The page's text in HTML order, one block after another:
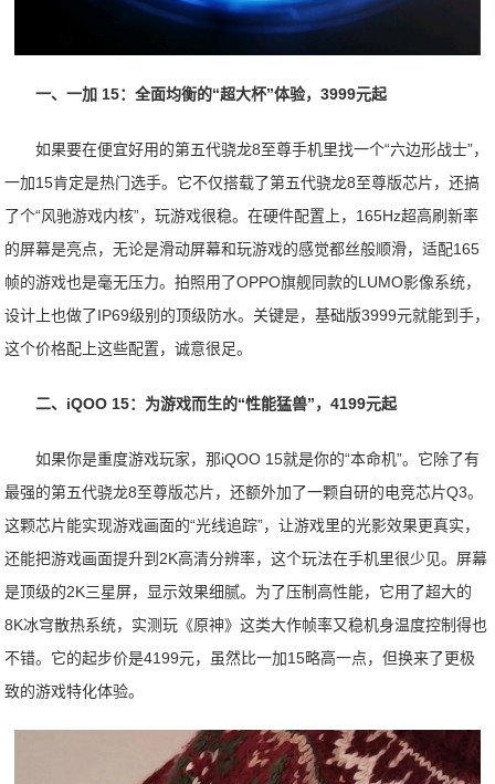
一、一加 15：全面均衡的“超大杯”体验，3999元起
如果要在便宜好用的第五代骁龙8至尊手机里找一个“六边形战士”，
一加15肯定是热门选手。它不仅搭载了第五代骁龙8至尊版芯片，还搞
了个“风驰游戏内核”，玩游戏很稳。在硬件配置上，165Hz超高刷新率
的屏幕是亮点，无论是滑动屏幕和玩游戏的感觉都丝般顺滑，适配165
帧的游戏也是毫无压力。拍照用了OPPO旗舰同款的LUMO影像系统，
设计上也做了IP69级别的顶级防水。关键是，基础版3999元就能到手，
这个价格配上这些配置，诚意很足。
二、iQOO 15：为游戏而生的“性能猛兽”，4199元起
如果你是重度游戏玩家，那iQOO 15就是你的“本命机”。它除了有
最强的第五代骁龙8至尊版芯片，还额外加了一颗自研的电竞芯片Q3。
这颗芯片能实现游戏画面的“光线追踪”，让游戏里的光影效果更真实，
还能把游戏画面提升到2K高清分辨率，这个玩法在手机里很少见。屏幕
是顶级的2K三星屏，显示效果细腻。为了压制高性能，它用了超大的
8K冰穹散热系统，实测玩《原神》这类大作帧率又稳机身温度控制得也
不错。它的起步价是4199元，虽然比一加15略高一点，但换来了更极
致的游戏特化体验。